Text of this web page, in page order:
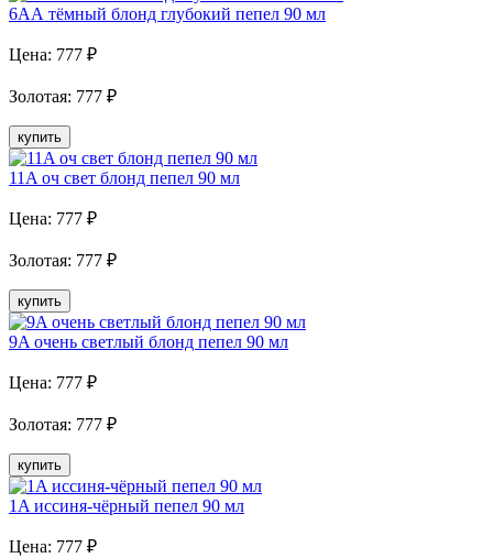
6AА тёмный блонд глубокий пепел 90 мл
Цена: 777 ₽
Золотая: 777 ₽
купить
11A оч свет блонд пепел 90 мл
Цена: 777 ₽
Золотая: 777 ₽
купить
9A очень светлый блонд пепел 90 мл
Цена: 777 ₽
Золотая: 777 ₽
купить
1A иссиня-чёрный пепел 90 мл
Цена: 777 ₽